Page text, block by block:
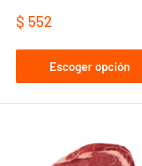
Precio
venta
$ 552
Escoger opción